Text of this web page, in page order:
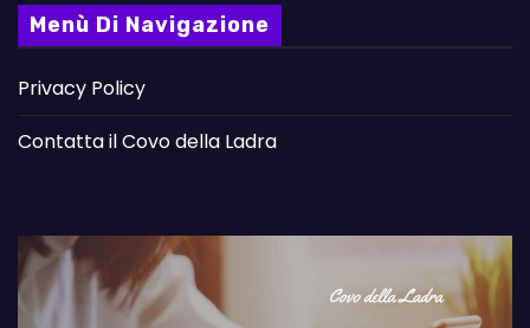
Menù Di Navigazione
Privacy Policy
Contatta il Covo della Ladra